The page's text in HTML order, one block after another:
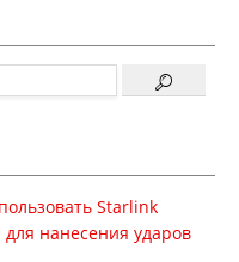
Starlink
нанесения ударов